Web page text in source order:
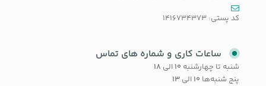
کد پستی: 1416734373
ساعات کاری و شماره های تماس
شنبه تا چهارشنبه ۱۰ الی ۱۸
پنج شنبه‌ها ۱۰ الی ۱۳